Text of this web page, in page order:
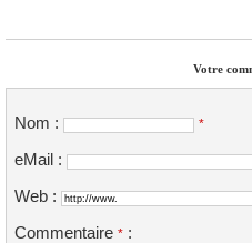
Votre
Nom : *
eMail :
Web :
Commentaire * :